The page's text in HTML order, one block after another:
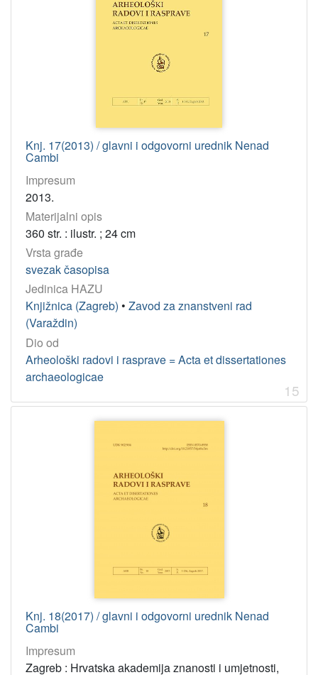
Knj. 17(2013) / glavni i odgovorni urednik Nenad
Cambi
Impresum
2013.
Materijalni opis
360 str. : ilustr. ; 24 cm
Vrsta građe
svezak časopisa
Jedinica HAZU
Knjižnica (Zagreb) • Zavod za znanstveni rad
(Varaždin)
Dio od
Arheološki radovi i rasprave = Acta et dissertationes
archaeologicae
15
Knj. 18(2017) / glavni i odgovorni urednik Nenad
Cambi
Impresum
Zagreb : Hrvatska akademija znanosti i umjetnosti,